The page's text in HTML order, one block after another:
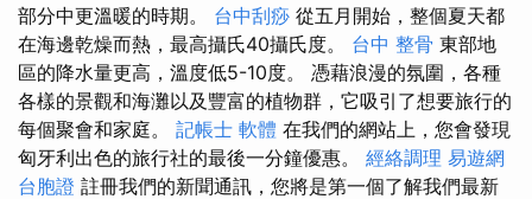
部分中更溫暖的時期。 台中刮痧 從五月開始，整個夏天都
在海邊乾燥而熱，最高攝氏40攝氏度。 台中 整骨 東部地
區的降水量更高，溫度低5-10度。 憑藉浪漫的氛圍，各種
各樣的景觀和海灘以及豐富的植物群，它吸引了想要旅行的
每個聚會和家庭。 記帳士 軟體 在我們的網站上，您會發現
匈牙利出色的旅行社的最後一分鐘優惠。 經絡調理 易遊網
台胞證 註冊我們的新聞通訊，您將是第一個了解我們最新